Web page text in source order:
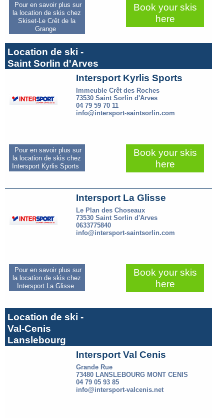
Pour en savoir plus sur
la location de skis chez
Skiset-Le Crêt de la
Grange
Book your skis
here
Location de ski -
Saint Sorlin d'Arves
Intersport Kyrlis Sports
Immeuble Crêt des Roches
73530 Saint Sorlin d'Arves
04 79 59 70 11
info@intersport-saintsorlin.com
Pour en savoir plus sur
la location de skis chez
Intersport Kyrlis Sports
Book your skis
here
Intersport La Glisse
Le Plan des Choseaux
73530 Saint Sorlin d'Arves
0633775840
info@intersport-saintsorlin.com
Pour en savoir plus sur
la location de skis chez
Intersport La Glisse
Book your skis
here
Location de ski -
Val-Cenis
Lanslebourg
Intersport Val Cenis
Grande Rue
73480 LANSLEBOURG MONT CENIS
04 79 05 93 85
info@intersport-valcenis.net